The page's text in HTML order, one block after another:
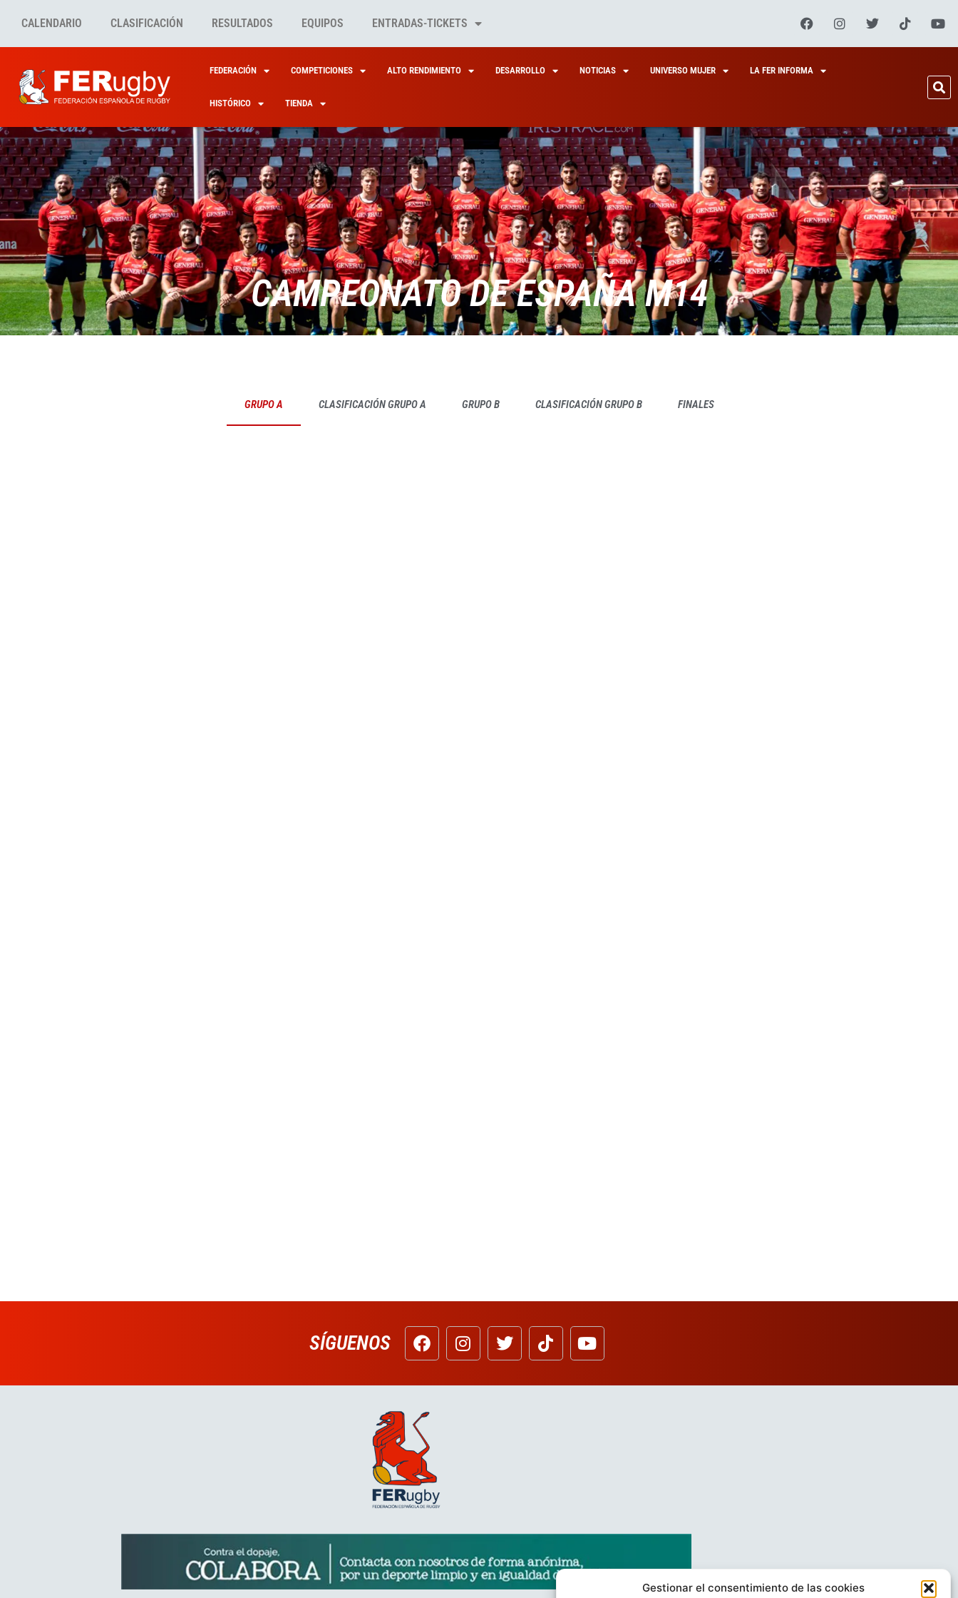
Gestionar el consentimiento de las cookies
CALENDARIO CLASIFICACIÓN RESULTADOS EQUIPOS ENTRADAS-TICKETS
FEDERACIÓN COMPETICIONES ALTO RENDIMIENTO DESARROLLO NOTICIAS UNIVERSO MUJER LA FER INFORMA
HISTÓRICO TIENDA
CAMPEONATO DE ESPAÑA M14
GRUPO A CLASIFICACIÓN GRUPO A GRUPO B CLASIFICACIÓN GRUPO B FINALES
SÍGUENOS